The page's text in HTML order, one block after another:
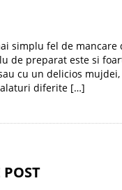
simplu fel de mancare
de preparat este si
cu un delicios
diferite […]